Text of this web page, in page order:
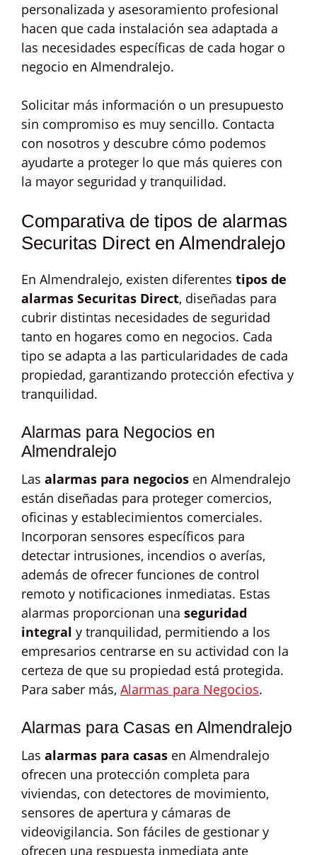
personalizada y asesoramiento profesional
hacen que cada instalación sea adaptada a
las necesidades específicas de cada hogar o
negocio en Almendralejo.
Solicitar más información o un presupuesto
sin compromiso es muy sencillo. Contacta
con nosotros y descubre cómo podemos
ayudarte a proteger lo que más quieres con
la mayor seguridad y tranquilidad.
Comparativa de tipos de alarmas
Securitas Direct en Almendralejo
En Almendralejo, existen diferentes tipos de
alarmas Securitas Direct, diseñadas para
cubrir distintas necesidades de seguridad
tanto en hogares como en negocios. Cada
tipo se adapta a las particularidades de cada
propiedad, garantizando protección efectiva y
tranquilidad.
Alarmas para Negocios en
Almendralejo
Las alarmas para negocios en Almendralejo
están diseñadas para proteger comercios,
oficinas y establecimientos comerciales.
Incorporan sensores específicos para
detectar intrusiones, incendios o averías,
además de ofrecer funciones de control
remoto y notificaciones inmediatas. Estas
alarmas proporcionan una seguridad
integral y tranquilidad, permitiendo a los
empresarios centrarse en su actividad con la
certeza de que su propiedad está protegida.
Para saber más, Alarmas para Negocios.
Alarmas para Casas en Almendralejo
Las alarmas para casas en Almendralejo
ofrecen una protección completa para
viviendas, con detectores de movimiento,
sensores de apertura y cámaras de
videovigilancia. Son fáciles de gestionar y
ofrecen una respuesta inmediata ante